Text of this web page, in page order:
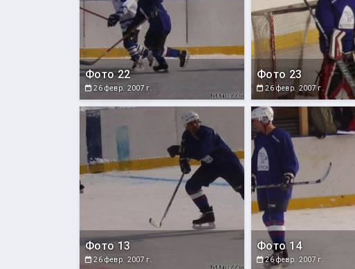
Фото 22
26 февр. 2007 г.
Фото 23
26 февр. 2007 г.
Фото 13
26 февр. 2007 г.
Фото 14
26 февр. 2007 г.